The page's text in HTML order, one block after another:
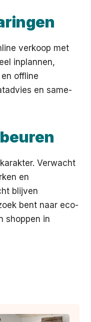
verkoop met
inplannen,
offline
en same-
Verwacht
en
blijven
bent naar eco-
shoppen in